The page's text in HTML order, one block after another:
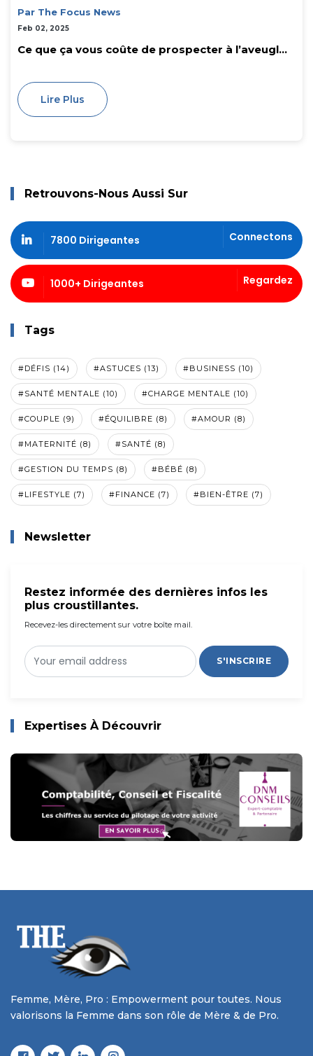
Par The Focus News
Feb 02, 2025
Ce que ça vous coûte de prospecter à l’aveugl...
Lire Plus
Retrouvons-Nous Aussi Sur
7800 Dirigeantes Connectons
1000+ Dirigeantes Regardez
Tags
#DÉFIS (14) #ASTUCES (13) #BUSINESS (10)
#SANTÉ MENTALE (10) #CHARGE MENTALE (10)
#COUPLE (9) #ÉQUILIBRE (8) #AMOUR (8)
#MATERNITÉ (8) #SANTÉ (8)
#GESTION DU TEMPS (8) #BÉBÉ (8)
#LIFESTYLE (7) #FINANCE (7) #BIEN-ÊTRE (7)
Newsletter
Restez informée des dernières infos les
plus croustillantes.
Recevez-les directement sur votre boîte mail.
S'INSCRIRE
Expertises À Découvrir
Femme, Mère, Pro : Empowerment pour toutes. Nous
valorisons la Femme dans son rôle de Mère & de Pro.